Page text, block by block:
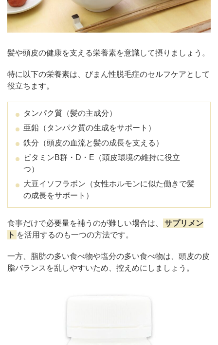
髪や頭皮の健康を支える栄養素を意識して摂りましょう。
特に以下の栄養素は、びまん性脱毛症のセルフケアとして
役立ちます。
タンパク質（髪の主成分）
亜鉛（タンパク質の生成をサポート）
鉄分（頭皮の血流と髪の成長を支える）
ビタミンB群・D・E（頭皮環境の維持に役立
つ）
大豆イソフラボン（女性ホルモンに似た働きで髪
の成長をサポート）
食事だけで必要量を補うのが難しい場合は、
サプリメン
ト を活用するのも一つの方法です。
一方、脂肪の多い食べ物や塩分の多い食べ物は、頭皮の皮
脂バランスを乱しやすいため、控えめにしましょう。